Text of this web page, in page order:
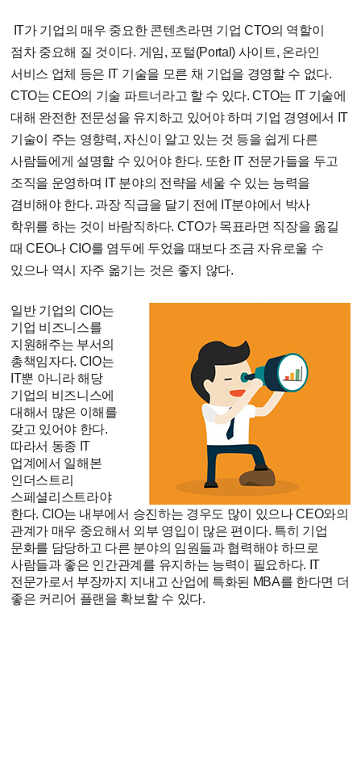
IT가 기업의 매우 중요한 콘텐츠라면 기업 CTO의 역할이
점차 중요해 질 것이다. 게임, 포털(Portal) 사이트, 온라인
서비스 업체 등은 IT 기술을 모른 채 기업을 경영할 수 없다.
CTO는 CEO의 기술 파트너라고 할 수 있다. CTO는 IT 기술에
대해 완전한 전문성을 유지하고 있어야 하며 기업 경영에서 IT
기술이 주는 영향력, 자신이 알고 있는 것 등을 쉽게 다른
사람들에게 설명할 수 있어야 한다. 또한 IT 전문가들을 두고
조직을 운영하며 IT 분야의 전략을 세울 수 있는 능력을
겸비해야 한다. 과장 직급을 달기 전에 IT분야에서 박사
학위를 하는 것이 바람직하다. CTO가 목표라면 직장을 옮길
때 CEO나 CIO를 염두에 두었을 때보다 조금 자유로울 수
있으나 역시 자주 옮기는 것은 좋지 않다.
일반 기업의 CIO는
기업 비즈니스를
지원해주는 부서의
총책임자다. CIO는
IT뿐 아니라 해당
기업의 비즈니스에
대해서 많은 이해를
갖고 있어야 한다.
따라서 동종 IT
업계에서 일해본
인더스트리
스페셜리스트라야
한다. CIO는 내부에서 승진하는 경우도 많이 있으나 CEO와의
관계가 매우 중요해서 외부 영입이 많은 편이다. 특히 기업
문화를 담당하고 다른 분야의 임원들과 협력해야 하므로
사람들과 좋은 인간관계를 유지하는 능력이 필요하다. IT
전문가로서 부장까지 지내고 산업에 특화된 MBA를 한다면 더
좋은 커리어 플랜을 확보할 수 있다.